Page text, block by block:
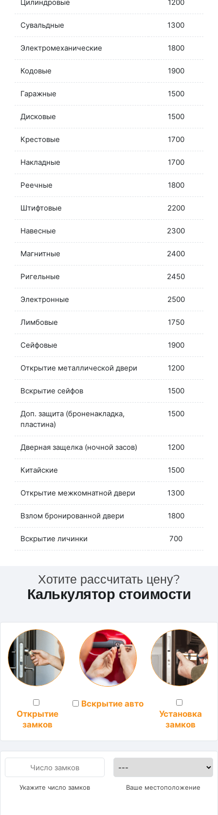
Цилиндровые 1200
Сувальдные 1300
Электромеханические 1800
Кодовые 1900
Гаражные 1500
Дисковые 1500
Крестовые 1700
Накладные 1700
Реечные 1800
Штифтовые 2200
Навесные 2300
Магнитные 2400
Ригельные 2450
Электронные 2500
Лимбовые 1750
Сейфовые 1900
Открытие металлической двери 1200
Вскрытие сейфов 1500
Доп. защита (броненакладка,
пластина)
1500
Дверная защелка (ночной засов) 1200
Китайские 1500
Открытие межкомнатной двери 1300
Взлом бронированной двери 1800
Вскрытие личинки 700
Хотите рассчитать цену?
Калькулятор стоимости
Открытие
замков
Вскрытие авто
Установка
замков
Укажите число замков Ваше местоположение